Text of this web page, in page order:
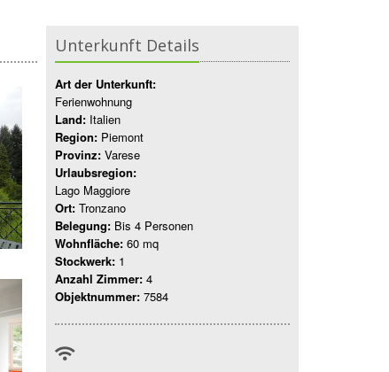
Unterkunft Details
Art der Unterkunft:
Ferienwohnung
Land: Italien
Region: Piemont
Provinz: Varese
Urlaubsregion:
Lago Maggiore
Ort: Tronzano
Belegung: Bis 4 Personen
Wohnfläche: 60 mq
Stockwerk: 1
Anzahl Zimmer: 4
Objektnummer: 7584